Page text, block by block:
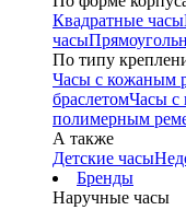
Квадратные часы
часы
По типу
Часы с кожаным
браслетомЧасы с
полимерным
А также
Детские часы
Бренды
Наручные часы